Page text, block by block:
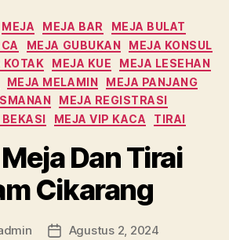
Kategori
MEJA MEJA BAR
MEJA BULAT
MEJA GUBUKAN
MEJA KONSUL
KOTAK MEJA KUE
MEJA LESEHAN
MEJA MELAMIN
MEJA PANJANG
MEJA REGISTRASI
MEJA VIP KACA TIRAI
Dan Tirai
Cikarang
Tanggal
Agustus 2, 2024